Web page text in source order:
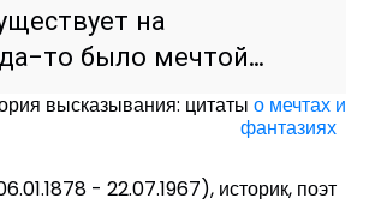
на
то было мечтой…
высказывания: цитатыо мечтах и
фантазиях
- 22.07.1967), историк, поэт